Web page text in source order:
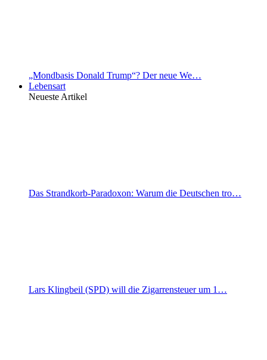
„Mondbasis Donald Trump“? Der neue We…
Lebensart
Neueste Artikel
Das Strandkorb-Paradoxon: Warum die Deutschen tro…
Lars Klingbeil (SPD) will die Zigarrensteuer um 1…